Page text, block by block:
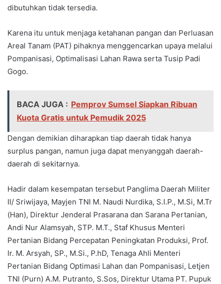
dibutuhkan tidak tersedia.
Karena itu untuk menjaga ketahanan pangan dan Perluasan
Areal Tanam (PAT) pihaknya menggencarkan upaya melalui
Pompanisasi, Optimalisasi Lahan Rawa serta Tusip Padi
Gogo.
BACA JUGA : Pemprov Sumsel Siapkan Ribuan
Kuota Gratis untuk Pemudik 2025
Dengan demikian diharapkan tiap daerah tidak hanya
surplus pangan, namun juga dapat menyanggah daerah-
daerah di sekitarnya.
Hadir dalam kesempatan tersebut Panglima Daerah Militer
II/ Sriwijaya, Mayjen TNI M. Naudi Nurdika, S.I.P., M.Si, M.Tr
(Han), Direktur Jenderal Prasarana dan Sarana Pertanian,
Andi Nur Alamsyah, STP. M.T., Staf Khusus Menteri
Pertanian Bidang Percepatan Peningkatan Produksi, Prof.
Ir. M. Arsyah, SP., M.Si., P.hD, Tenaga Ahli Menteri
Pertanian Bidang Optimasi Lahan dan Pompanisasi, Letjen
TNI (Purn) A.M. Putranto, S.Sos, Direktur Utama PT. Pupuk